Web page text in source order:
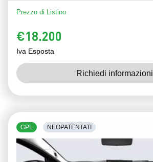
Prezzo di Listino
€18.200
Iva Esposta
Richiedi informazioni
GPL NEOPATENTATI